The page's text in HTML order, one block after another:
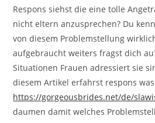
Respons siehst die eine tolle
nicht eltern anzusprechen? Du
von diesem Problemstellung
aufgebraucht weiters fragst dich
Situationen Frauen adressiert sie
diesem Artikel erfahrst respons
https://gorgeousbrides.net/de/
daumen damit welches